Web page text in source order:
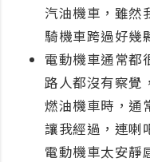
汽油機車，雖然
騎機車跨過好幾
電動機車通常都
路人都沒有察覺
燃油機車時，通
讓我經過，連喇
電動機車太安靜